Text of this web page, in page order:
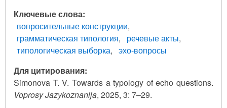
Ключевые слова
вопросительные конструкции
грамматическая типология
речевые акты
типологическая выборка
эхо-вопросы
Для цитирования:
Simonova T. V. Towards a typology of echo questions.
Voprosy Jazykoznanija, 2025, 3: 7–29.